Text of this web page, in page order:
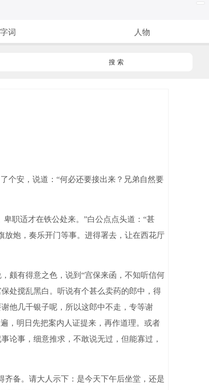
字词 人物
搜 索
个安，说道：“何必还要接出来？兄弟自然要
职适才在铁公处来。”白公点点头道：“甚
放炮，奏乐开门等事。进得署去，让在西花厅
颇有得意之色，说到“宫保来函，不知听信何
处搅乱黑白。听说有个甚么卖药的郎中，得
他几千银子呢，所以这郎中不走，专等谢
，明日先把案内人证提来，再作道理。或者
论事，细意推求，不敢说无过，但能寡过，
备。请大人示下：是今天下午后坐堂，还是